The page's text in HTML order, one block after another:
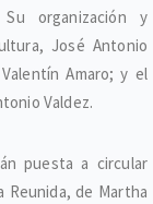
organización y
José Antonio
Amaro; y el
Valdez.
puesta a circular
Reunida, de Martha